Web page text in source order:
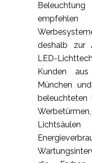
deshalb zur
LED-
Kunden aus
München
beleuchteten